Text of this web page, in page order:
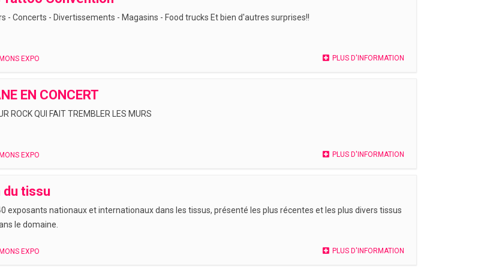
- Concerts - Divertissements - Magasins - Food trucks Et bien d'autres surprises!!
EXPO PLUS D'INFORMATION
EN CONCERT
ROCK QUI FAIT TREMBLER LES MURS
EXPO PLUS D'INFORMATION
du tissu
exposants nationaux et internationaux dans les tissus, présenté les plus récentes et les plus divers tissus
le domaine.
EXPO PLUS D'INFORMATION